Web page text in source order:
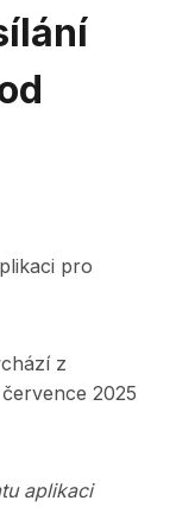
pro
z
2025
aplikaci